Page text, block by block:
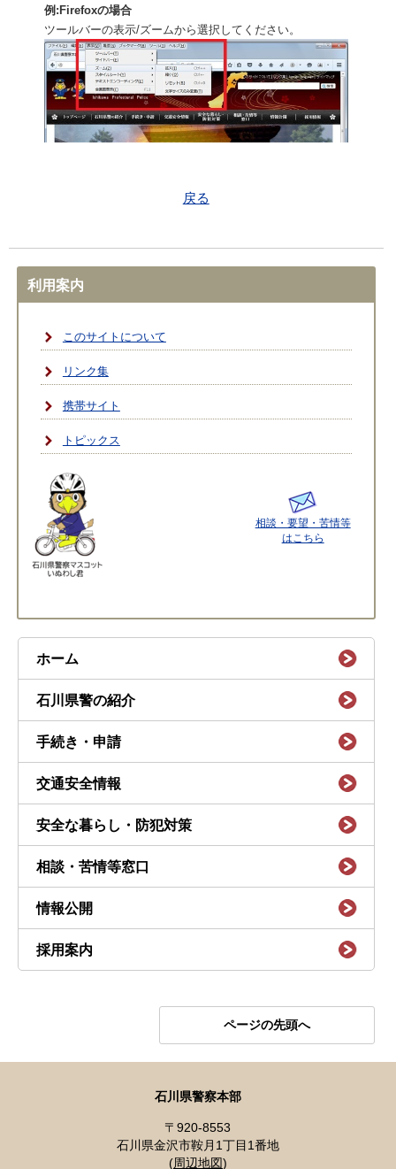
例:Firefoxの場合
ツールバーの表示/ズームから選択してください。
戻る
利用案内
このサイトについて
リンク集
携帯サイト
トピックス
相談・要望・苦情等
はこちら
ホーム
石川県警の紹介
手続き・申請
交通安全情報
安全な暮らし・防犯対策
相談・苦情等窓口
情報公開
採用案内
ページの先頭へ
石川県警察本部
〒920-8553
石川県金沢市鞍月1丁目1番地
(周辺地図 )